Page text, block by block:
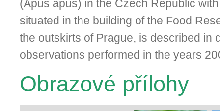
(Apus apus) in the Czech Republic
situated in the building of the Food
the outskirts of Prague, is described in
observations performed in the years
Obrazové přílohy